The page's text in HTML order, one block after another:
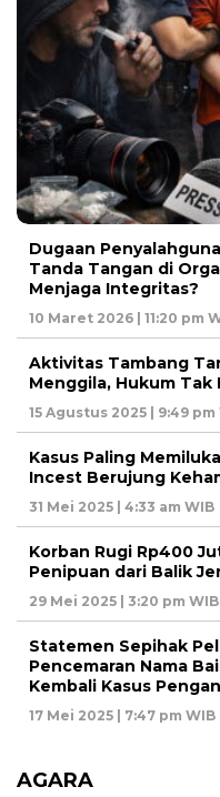
Dugaan
Tanda Tangan di
Menjaga Integritas?
10 Maret 2026 | 11:20 pm
Aktivitas Tambang
Menggila, Hukum
15 Agustus 2025 | 9:49 pm
Kasus Paling
Incest Berujung
31 Mei 2025 | 4:33 am WIB
Korban Rugi Rp400
Penipuan dari Balik
29 Mei 2025 | 3:20 pm WIB
Statemen Sepihak
Pencemaran Nama
Kembali Kasus
17 Mei 2025 | 7:47 pm WIB
AGARA